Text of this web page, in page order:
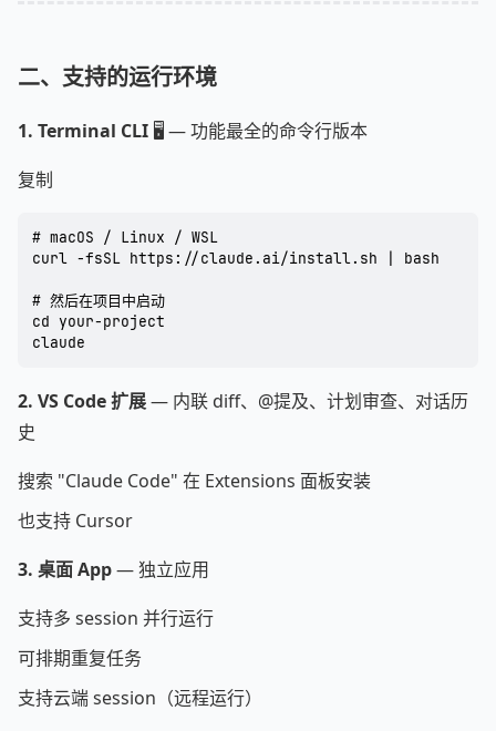
二、支持的运行环境
1. Terminal CLI 🖥️ — 功能最全的命令行版本
复制
# macOS / Linux / WSL
curl -fsSL https://claude.ai/install.sh | bash
# 然后在项目中启动
cd your-project
2. VS Code 扩展— 内联 diff、@提及、计划审查、对话历
史
搜索 "Claude Code" 在 Extensions 面板安装
也支持 Cursor
3. 桌面 App— 独立应用
支持多 session 并行运行
可排期重复任务
支持云端 session（远程运行）